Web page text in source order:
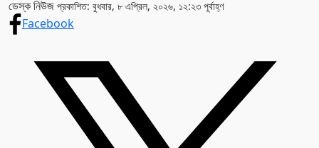
ডেস্ক নিউজ প্রকাশিত: বুধবার, ৮ এপ্রিল, ২০২৬, ১২:২৩ পূর্বাহ্ণ
Facebook